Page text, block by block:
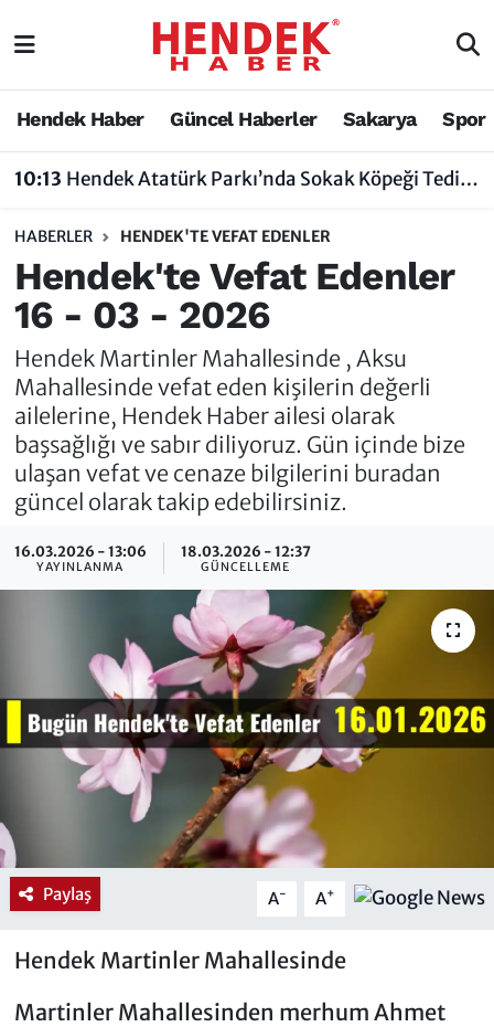
Hendek Haber Güncel Haberler Sakarya Spor
10:13 Hendek Atatürk Parkı’nda Sokak Köpeği Tedirginliği
HABERLER HENDEK'TE VEFAT EDENLER
Hendek'te Vefat Edenler
16 - 03 - 2026
Hendek Martinler Mahallesinde , Aksu
Mahallesinde vefat eden kişilerin değerli
ailelerine, Hendek Haber ailesi olarak
başsağlığı ve sabır diliyoruz. Gün içinde bize
ulaşan vefat ve cenaze bilgilerini buradan
güncel olarak takip edebilirsiniz.
16.03.2026 - 13:06
YAYINLANMA
18.03.2026 - 12:37
GÜNCELLEME
Paylaş A- A+
Hendek Martinler Mahallesinde
Martinler Mahallesinden merhum Ahmet
Hendek Haber
Nöbetçi Eczaneler
Vefat Edenler
Hendek Haber
Hakkında
Hendek Haber Reklam Servisi
Künye
İletişim
Sakarya Nöbetçi Eczaneler
Tüm Manşetler
Son Dakika Haberleri
Haber Arşivi